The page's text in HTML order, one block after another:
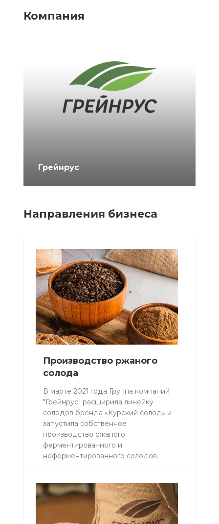
Компания
Грейнрус
Направления бизнеса
Производство ржаного
солода
В марте 2021 года Группа компаний
"Грейнрус" расширила линейку
солодов бренда «Курский солод» и
запустила собственное
производство ржаного
ферментированного и
неферментированного солодов.